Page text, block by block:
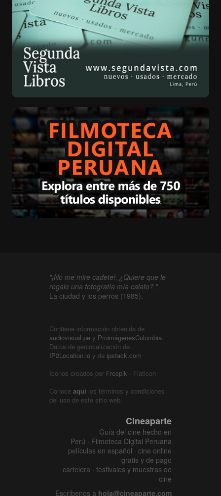
"¡No me mire cadete!, ¿Quiere que le
regale una fotografía mía calato?."
La ciudad y los perros (1985).
Contiene información obtenida de
audiovisual.pe y ProimágenesColombia.
Datos de geolocalización de
IP2Location.io y de ipstack.com
Iconos creados por Freepik - Flaticon
Conoce aquí los términos y condiciones
del uso de este sitio web.
Cineaparte
Guía del cine hecho en
Perú · Filmoteca Digital Peruana
películas en español · cine online
gratis y de pago
cartelera · festivales y muestras de
cine
Escríbenos a hola@cineaparte.com